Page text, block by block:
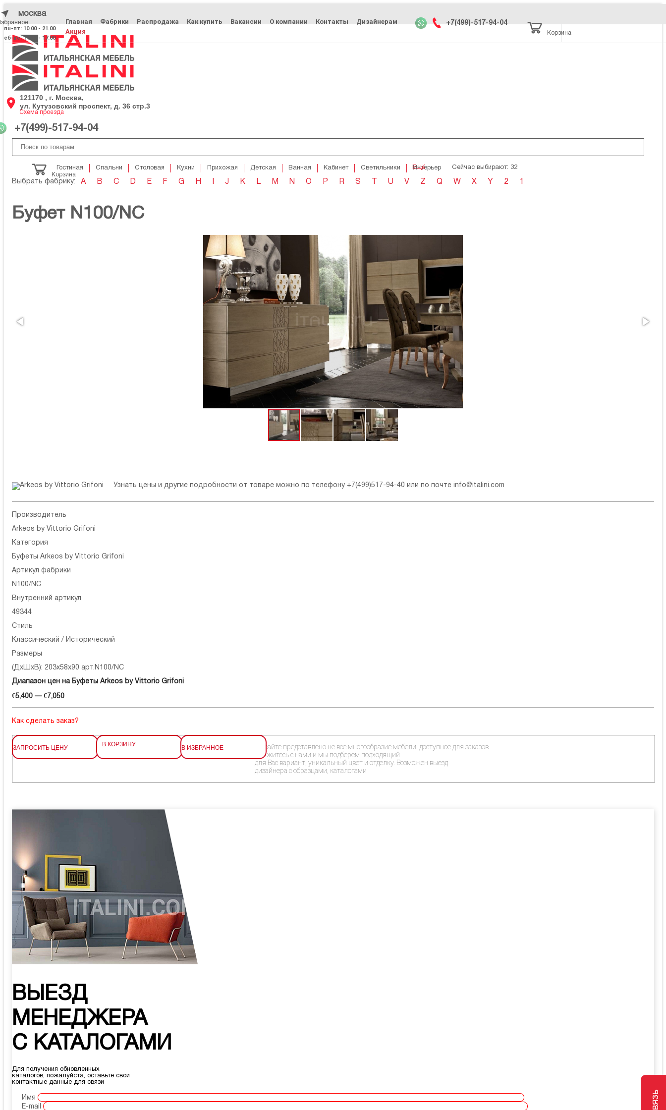
москва
пн-пт: 10.00 - 21.00
сб-вс: 11.00 - 17.00
Главная Фабрики Распродажа Как купить Вакансии О компании Контакты
Дизайнерам
Акция
+7(499)-517-94-04
Корзина
121170 , г. Москва,
ул. Кутузовский проспект, д. 36 стр.3
Схема проезда
+7(499)-517-94-04
Корзина
Ещё
Гостиная Спальни Столовая Кухни Прихожая Детская Ванная Кабинет Светильники Интерьер Сейчас выбирают: 32
Выбрать фабрику: A B C D E F G H J K L M N O P R S U V Z Q W X Y 2 1
Буфет N100/NC
Узнать цены и другие подробности от товаре можно по телефону +7(499)517-94-40 или по почте info@italini.com
Производитель
Arkeos by Vittorio Grifoni
Категория
Буфеты Arkeos by Vittorio Grifoni
Артикул фабрики
N100/NC
Внутренний артикул
49344
Стиль
Классический / Исторический
Размеры
(ДхШхВ): 203x58x90 арт.N100/NC
Диапазон цен на Буфеты Arkeos by Vittorio Grifoni
€5,400 — €7,050
Как сделать заказ?
ЗАПРОСИТЬ ЦЕНУ В КОРЗИНУ В ИЗБРАННОЕ
На сайте представлено не все многообразие мебели, доступное для заказов.
Свяжитесь с нами и мы подберем подходящий
для Вас вариант, уникальный цвет и отделку. Возможен выезд
дизайнера с образцами, каталогами
ВЫЕЗД
МЕНЕДЖЕРА
С КАТАЛОГАМИ
Для получения обновленных
каталогов, пожалуйста, оставьте свои
контактные данные для связи
Имя
E-mail